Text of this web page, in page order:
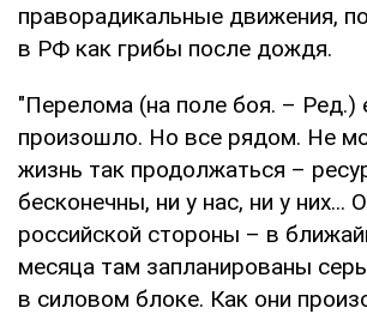
праворадикальные движения,
в РФ как грибы после дождя.
"Перелома (на поле боя. – Ред.)
произошло. Но все рядом. Не
жизнь так продолжаться –
бесконечны, ни у нас, ни у них...
российской стороны – в
месяца там запланированы
в силовом блоке. Как они